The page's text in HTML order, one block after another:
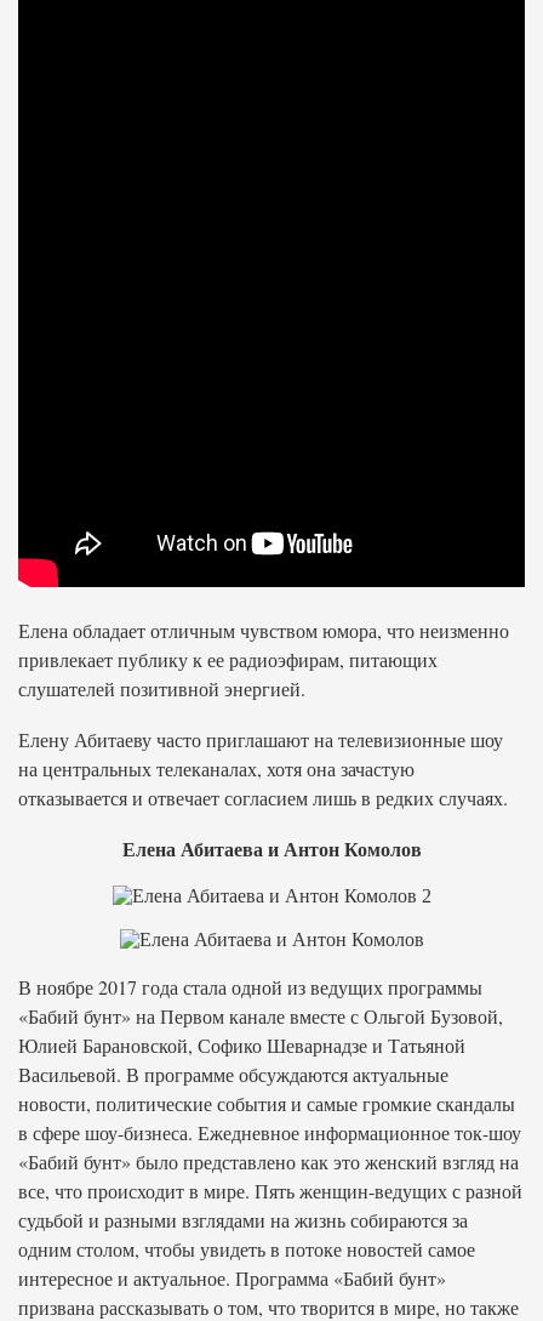
Елена обладает отличным чувством юмора, что неизменно
привлекает публику к ее радиоэфирам, питающих
слушателей позитивной энергией.
Елену Абитаеву часто приглашают на телевизионные шоу
на центральных телеканалах, хотя она зачастую
отказывается и отвечает согласием лишь в редких случаях.
Елена Абитаева и Антон Комолов
В ноябре 2017 года стала одной из ведущих программы
«Бабий бунт» на Первом канале вместе с Ольгой Бузовой,
Юлией Барановской, Софико Шеварнадзе и Татьяной
Васильевой. В программе обсуждаются актуальные
новости, политические события и самые громкие скандалы
в сфере шоу-бизнеса. Ежедневное информационное ток-шоу
«Бабий бунт» было представлено как это женский взгляд на
все, что происходит в мире. Пять женщин-ведущих с разной
судьбой и разными взглядами на жизнь собираются за
одним столом, чтобы увидеть в потоке новостей самое
интересное и актуальное. Программа «Бабий бунт»
призвана рассказывать о том, что творится в мире, но также